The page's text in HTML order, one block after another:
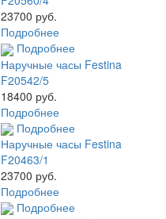
23700 руб.
Подробнее
Подробнее
Наручные часы Festina
F20542/5
18400 руб.
Подробнее
Подробнее
Наручные часы Festina
F20463/1
23700 руб.
Подробнее
Подробнее